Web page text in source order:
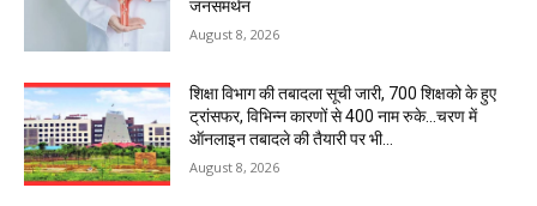
जनसमर्थन
August 8, 2026
शिक्षा विभाग की तबादला सूची जारी, 700 शिक्षको के हुए
ट्रांसफर, विभिन्न कारणों से 400 नाम रुके…चरण में
ऑनलाइन तबादले की तैयारी पर भी...
August 8, 2026